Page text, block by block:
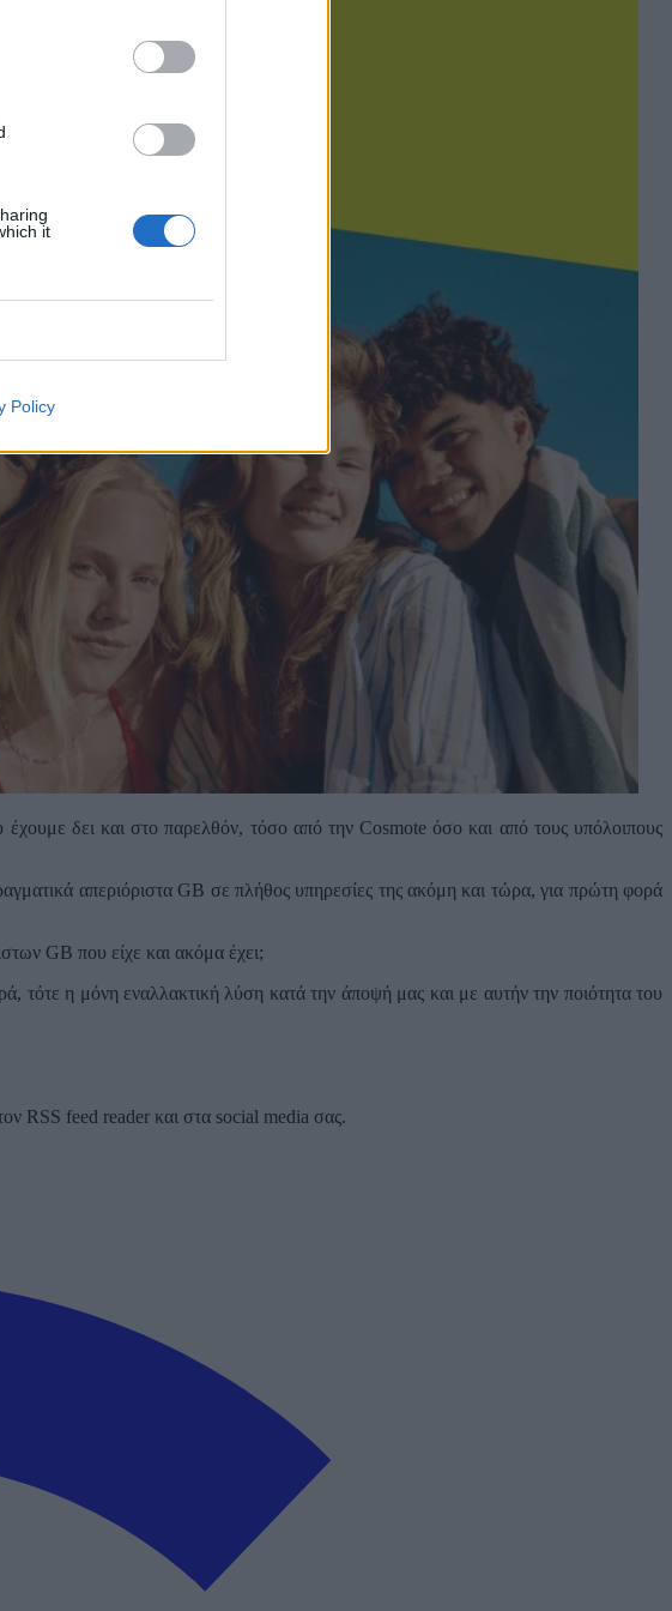
it
Policy
δει και στο παρελθόν, τόσο από την Cosmote όσο και από τους υπόλοιπους
απεριόριστα GB σε πλήθος υπηρεσίες της ακόμη και τώρα, για πρώτη φορά
GB που είχε και ακόμα έχει;
τότε η μόνη εναλλακτική λύση κατά την άποψή μας και με αυτήν την ποιότητα του
RSS feed reader και στα social media σας.